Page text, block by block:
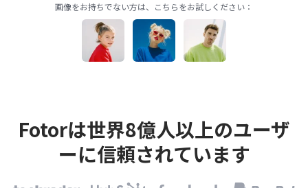
画像をお持ちでない方は、こちらをお試しください：
Fotorは世界8億人以上のユーザ
ーに信頼されています